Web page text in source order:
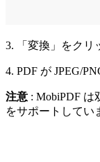
3. 「変換」をクリ
4. PDF が JPEG/
注意 : MobiPDF
をサポートしてい